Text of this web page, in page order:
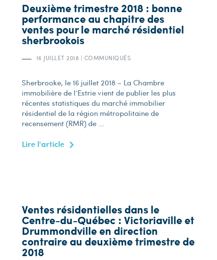
Deuxième trimestre 2018 : bonne
performance au chapitre des
ventes pour le marché résidentiel
sherbrookois
16 JUILLET 2018 | COMMUNIQUÉS
Sherbrooke, le 16 juillet 2018 – La Chambre
immobilière de l’Estrie vient de publier les plus
récentes statistiques du marché immobilier
résidentiel de la région métropolitaine de
recensement (RMR) de ...
Lire l'article
Ventes résidentielles dans le
Centre-du-Québec : Victoriaville et
Drummondville en direction
contraire au deuxième trimestre de
2018